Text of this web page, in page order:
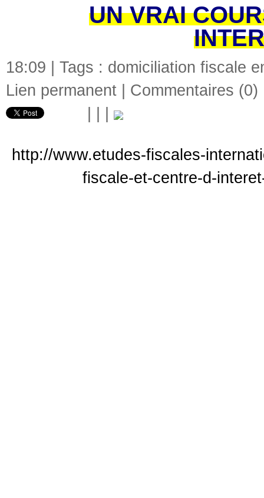
UN VRAI
18:09 | Tags : domiciliation fiscale
Lien permanent
Commentaires (0)
http://www.etudes-fiscales-
fiscale-et-centre-d-